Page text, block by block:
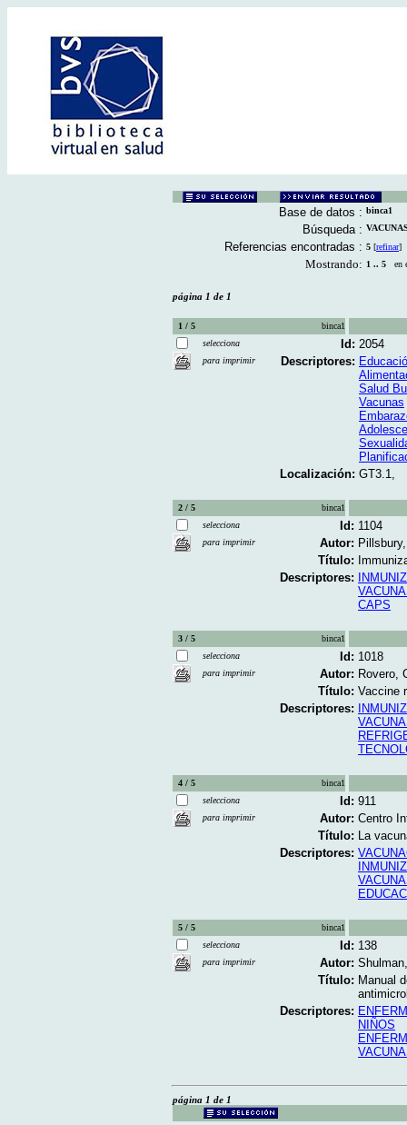
Base de datos : binca1
Búsqueda :
Referencias encontradas : 5 [refinar]
Mostrando: 1 .. 5 en
página 1 de 1
1 / 5
binca1
selecciona
para imprimir
Id: 2054
Descriptores:
Salud
Vacunas
Localización: GT3.1,
2 / 5
binca1
selecciona
para imprimir
Id: 1104
Autor:
Título:
Descriptores:
CAPS
3 / 5
binca1
selecciona
para imprimir
Id: 1018
Autor: Rovero,
Título: Vaccine
Descriptores:
4 / 5
binca1
selecciona
para imprimir
Id: 911
Autor: Centro
Título: La
Descriptores:
5 / 5
binca1
selecciona
para imprimir
Id: 138
Autor:
Título: Manual
Descriptores:
NIÑOS
página 1 de 1